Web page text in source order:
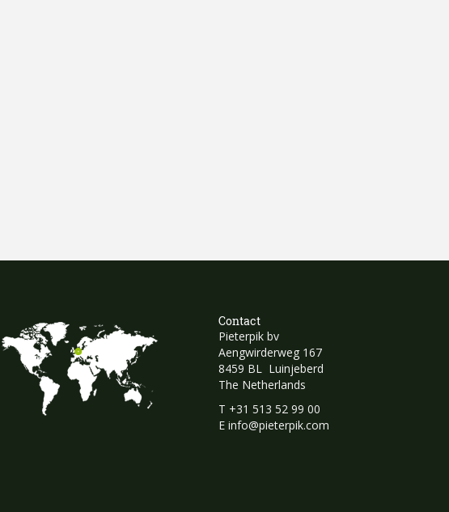
Contact
Pieterpik bv
Aengwirderweg 167
8459 BL Luinjeberd
The Netherlands
T +31 513 52 99 00
E info@pieterpik.com